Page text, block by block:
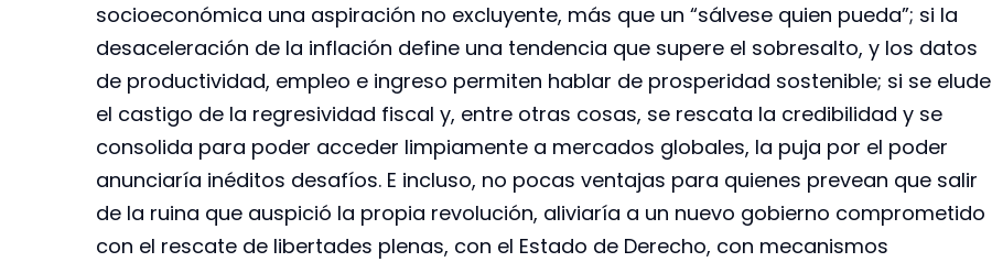
socioeconómica una aspiración no excluyente, más que un “sálvese quien pueda”; si la
desaceleración de la inflación define una tendencia que supere el sobresalto, y los datos
de productividad, empleo e ingreso permiten hablar de prosperidad sostenible; si se elude
el castigo de la regresividad fiscal y, entre otras cosas, se rescata la credibilidad y se
consolida para poder acceder limpiamente a mercados globales, la puja por el poder
anunciaría inéditos desafíos. E incluso, no pocas ventajas para quienes prevean que salir
de la ruina que auspició la propia revolución, aliviaría a un nuevo gobierno comprometido
con el rescate de libertades plenas, con el Estado de Derecho, con mecanismos